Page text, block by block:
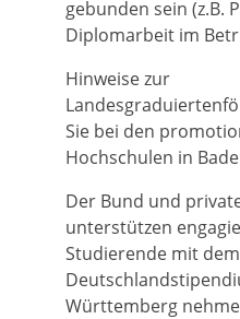
gebunden sein (z.B.
Diplomarbeit im
Hinweise zur
Sie bei den
Hochschulen in
Der Bund und
unterstützen
Studierende mit dem
Württemberg